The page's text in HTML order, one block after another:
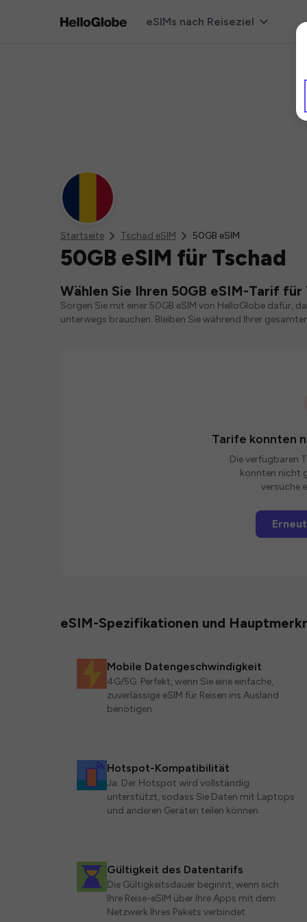
eSIMs nach Reiseziel
Startseite Tschad eSIM 50GB eSIM
50GB eSIM für Tschad
Wählen Sie Ihren 50GB eSIM-Tarif für
Sorgen Sie mit einer 50GB eSIM von HelloGlobe dafür,
unterwegs brauchen. Bleiben Sie während Ihrer
Tarife konnten
Die verfügbaren
konnten nicht
versuche
eSIM-Spezifikationen und
Mobile Datengeschwindigkeit
4G/5G. Perfekt, wenn Sie eine einfache,
zuverlässige eSIM für Reisen ins Ausland
benötigen.
Hotspot-Kompatibilität
Ja. Der Hotspot wird vollständig
unterstützt, sodass Sie Daten mit Laptops
und anderen Geräten teilen können.
Gültigkeit des Datentarifs
Die Gültigkeitsdauer beginnt, wenn sich
Ihre Reise-eSIM über Ihre Apps mit dem
Netzwerk Ihres Pakets verbindet.